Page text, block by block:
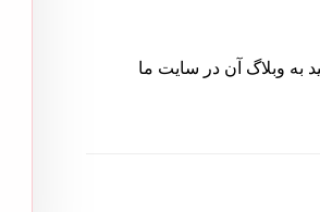
به وبلاگ آن در سایت ما